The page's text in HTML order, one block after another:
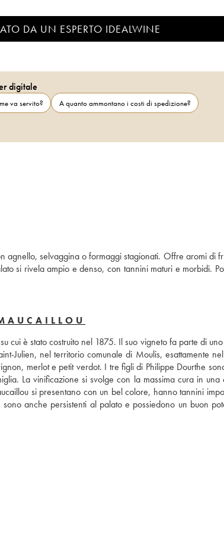
DA UN ESPERTO IDEALWINE
digitale
va servito?
A quanto ammontano i costi di spedizione?
agnello, selvaggina o formaggi stagionati. Offre aromi di
si rivela ampio e denso, con tannini maturi e morbidi.
cui è stato costruito nel 1875. Il suo vigneto fa parte di
Julien, nel territorio comunale di Moulis, esattamente
merlot e petit verdot. I tre figli di Philippe Dourthe
La vinificazione si svolge con la massima cura in una
si presentano con un bel colore, hanno tannini
anche persistenti al palato e possiedono un buon